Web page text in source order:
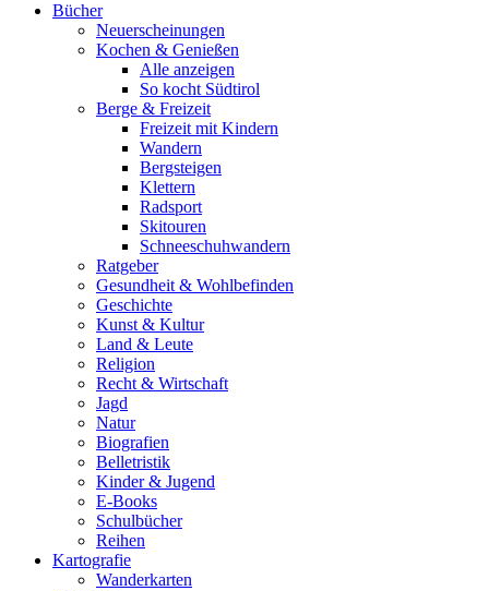
Bücher
Neuerscheinungen
Kochen & Genießen
Alle anzeigen
So kocht Südtirol
Berge & Freizeit
Freizeit mit Kindern
Wandern
Bergsteigen
Klettern
Radsport
Skitouren
Schneeschuhwandern
Ratgeber
Gesundheit & Wohlbefinden
Geschichte
Kunst & Kultur
Land & Leute
Religion
Recht & Wirtschaft
Jagd
Natur
Biografien
Belletristik
Kinder & Jugend
E-Books
Schulbücher
Reihen
Kartografie
Wanderkarten